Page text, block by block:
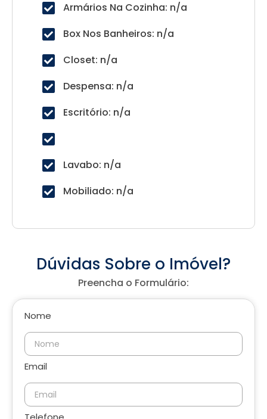
Armários Na Cozinha: n/a
Box Nos Banheiros: n/a
Closet: n/a
Despensa: n/a
Escritório: n/a
Lavabo: n/a
Mobiliado: n/a
Dúvidas Sobre o Imóvel?
Preencha o Formulário:
Nome
Email